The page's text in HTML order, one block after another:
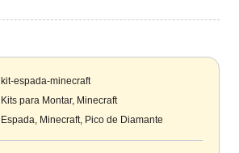
kit-espada-minecraft
Kits para Montar, Minecraft
Espada Minecraft, Pico de Diamante